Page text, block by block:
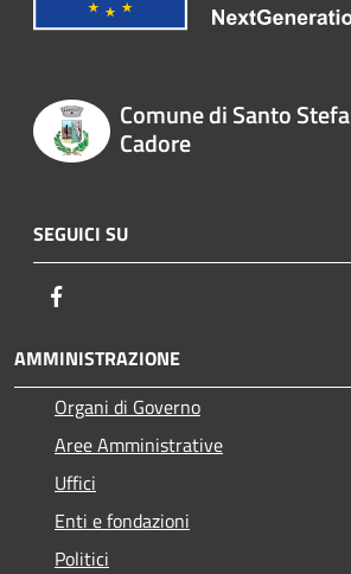
Comune di Santo
Cadore
SEGUICI SU
AMMINISTRAZIONE
Organi di Governo
Aree Amministrative
Uffici
Enti e fondazioni
Politici